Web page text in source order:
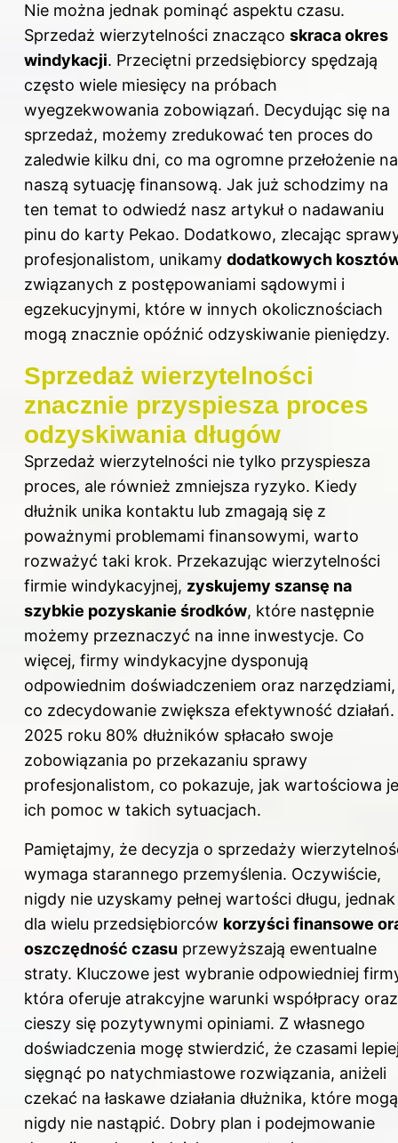
Nie można jednak pominąć aspektu czasu.
Sprzedaż wierzytelności znacząco skraca okres
windykacji. Przeciętni przedsiębiorcy spędzają
często wiele miesięcy na próbach
wyegzekwowania zobowiązań. Decydując się na
sprzedaż, możemy zredukować ten proces do
zaledwie kilku dni, co ma ogromne przełożenie na
naszą sytuację finansową. Jak już schodzimy na
ten temat to odwiedź nasz artykuł o nadawaniu
pinu do karty Pekao. Dodatkowo, zlecając
profesjonalistom, unikamy dodatkowych
związanych z postępowaniami sądowymi i
egzekucyjnymi, które w innych okolicznościach
mogą znacznie opóźnić odzyskiwanie pieniędzy.
Sprzedaż wierzytelności
znacznie przyspiesza proces
odzyskiwania długów
Sprzedaż wierzytelności nie tylko przyspiesza
proces, ale również zmniejsza ryzyko. Kiedy
dłużnik unika kontaktu lub zmagają się z
poważnymi problemami finansowymi, warto
rozważyć taki krok. Przekazując wierzytelności
firmie windykacyjnej, zyskujemy szansę na
szybkie pozyskanie środków, które następnie
możemy przeznaczyć na inne inwestycje. Co
więcej, firmy windykacyjne dysponują
odpowiednim doświadczeniem oraz narzędziami,
co zdecydowanie zwiększa efektywność działań.
2025 roku 80% dłużników spłacało swoje
zobowiązania po przekazaniu sprawy
profesjonalistom, co pokazuje, jak wartościowa
ich pomoc w takich sytuacjach.
Pamiętajmy, że decyzja o sprzedaży
wymaga starannego przemyślenia. Oczywiście,
nigdy nie uzyskamy pełnej wartości długu, jednak
dla wielu przedsiębiorców korzyści finansowe
oszczędność czasu przewyższają ewentualne
straty. Kluczowe jest wybranie odpowiedniej
która oferuje atrakcyjne warunki współpracy oraz
cieszy się pozytywnymi opiniami. Z własnego
doświadczenia mogę stwierdzić, że czasami
sięgnąć po natychmiastowe rozwiązania, aniżeli
czekać na łaskawe działania dłużnika, które mogą
nigdy nie nastąpić. Dobry plan i podejmowanie